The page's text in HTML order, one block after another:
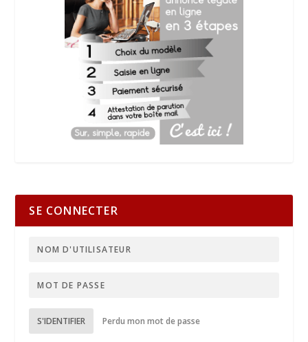
SE CONNECTER
S'IDENTIFIER Perdu mon mot de passe